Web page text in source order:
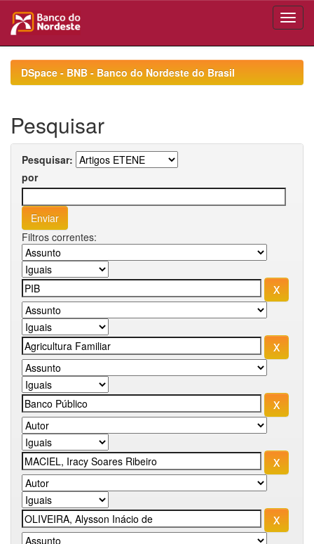
navigationDSpace - BNB - Banco do Nordeste do Brasil
Pesquisar
Pesquisar:
por
Filtros correntes: